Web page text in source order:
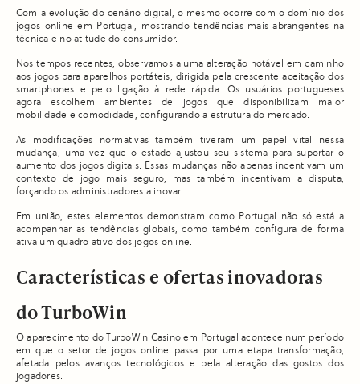
Com a evolução do cenário digital, o mesmo ocorre com o domínio dos
jogos online em Portugal, mostrando tendências mais abrangentes na
técnica e no atitude do consumidor.
Nos tempos recentes, observamos a uma alteração notável em caminho
aos jogos para aparelhos portáteis, dirigida pela crescente aceitação dos
smartphones e pelo ligação à rede rápida. Os usuários portugueses
agora escolhem ambientes de jogos que disponibilizam maior
mobilidade e comodidade, configurando a estrutura do mercado.
As modificações normativas também tiveram um papel vital nessa
mudança, uma vez que o estado ajustou seu sistema para suportar o
aumento dos jogos digitais. Essas mudanças não apenas incentivam um
contexto de jogo mais seguro, mas também incentivam a disputa,
forçando os administradores a inovar.
Em união, estes elementos demonstram como Portugal não só está a
acompanhar as tendências globais, como também configura de forma
ativa um quadro ativo dos jogos online.
Características e ofertas inovadoras
do TurboWin
O aparecimento do TurboWin Casino em Portugal acontece num período
em que o setor de jogos online passa por uma etapa transformação,
afetada pelos avanços tecnológicos e pela alteração das gostos dos
jogadores.